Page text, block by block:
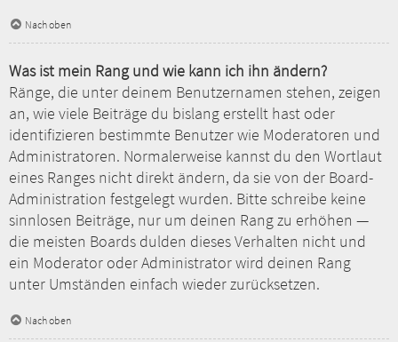
Nach oben
Was ist mein Rang und wie kann ich ihn ändern?
Ränge, die unter deinem Benutzernamen stehen, zeigen
an, wie viele Beiträge du bislang erstellt hast oder
identifizieren bestimmte Benutzer wie Moderatoren und
Administratoren. Normalerweise kannst du den Wortlaut
eines Ranges nicht direkt ändern, da sie von der Board-
Administration festgelegt wurden. Bitte schreibe keine
sinnlosen Beiträge, nur um deinen Rang zu erhöhen —
die meisten Boards dulden dieses Verhalten nicht und
ein Moderator oder Administrator wird deinen Rang
unter Umständen einfach wieder zurücksetzen.
Nach oben